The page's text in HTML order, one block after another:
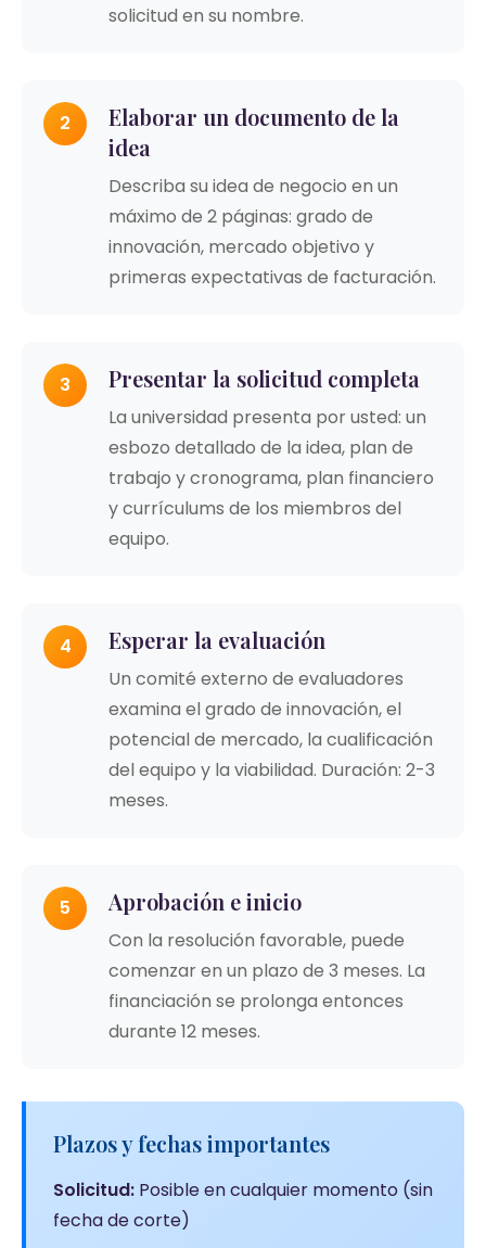
solicitud en su nombre.
2
Elaborar un documento de la
idea
Describa su idea de negocio en un
máximo de 2 páginas: grado de
innovación, mercado objetivo y
primeras expectativas de facturación.
3 Presentar la solicitud completa
La universidad presenta por usted: un
esbozo detallado de la idea, plan de
trabajo y cronograma, plan financiero
y currículums de los miembros del
equipo.
4 Esperar la evaluación
Un comité externo de evaluadores
examina el grado de innovación, el
potencial de mercado, la cualificación
del equipo y la viabilidad. Duración: 2-3
meses.
5 Aprobación e inicio
Con la resolución favorable, puede
comenzar en un plazo de 3 meses. La
financiación se prolonga entonces
durante 12 meses.
Plazos y fechas importantes
Solicitud: Posible en cualquier momento (sin
fecha de corte)